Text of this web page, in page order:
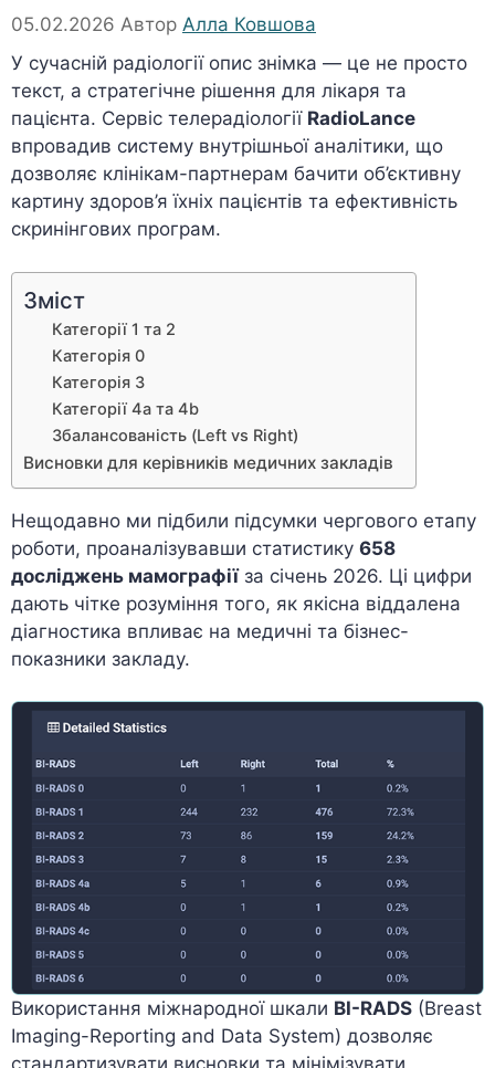
05.02.2026 Автор Алла Ковшова
У сучасній радіології опис знімка — це не просто
текст, а стратегічне рішення для лікаря та
пацієнта. Сервіс телерадіології RadioLance
впровадив систему внутрішньої аналітики, що
дозволяє клінікам-партнерам бачити об’єктивну
картину здоров’я їхніх пацієнтів та ефективність
скринінгових програм.
Зміст
Категорії 1 та 2
Категорія 0
Категорія 3
Категорії 4a та 4b
Збалансованість (Left vs Right)
Висновки для керівників медичних закладів
Нещодавно ми підбили підсумки чергового етапу
роботи, проаналізувавши статистику 658
досліджень мамографіїза січень 2026. Ці цифри
дають чітке розуміння того, як якісна віддалена
діагностика впливає на медичні та бізнес-
показники закладу.
Використання міжнародної шкали BI-RADS (Breast
Imaging-Reporting and Data System) дозволяє
стандартизувати висновки та мінімізувати